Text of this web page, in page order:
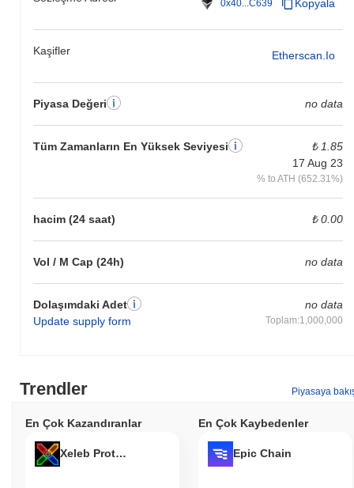
0x40...C639 Kopyala
Kaşifler Etherscan.io
Piyasa Değeri no data
Tüm Zamanların En Yüksek Seviyesi
₺ 1.85
17 Aug 23
% to ATH (652.31%)
hacim (24 saat) ₺ 0.00
Vol / M Cap (24h) no data
Dolaşımdaki Adet
Update supply form
no data
Toplam:1,000,000
Trendler Piyasaya
En Çok Kazandıranlar
Xeleb Protocol
En Çok Kaybedenler
Epic Chain